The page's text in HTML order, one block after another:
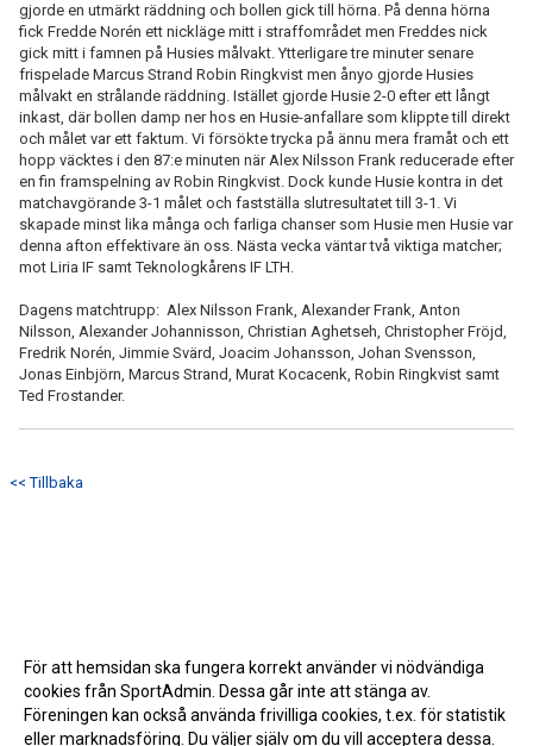
gjorde en utmärkt räddning och bollen gick till hörna. På denna hörna
fick Fredde Norén ett nickläge mitt i straffområdet men Freddes nick
gick mitt i famnen på Husies målvakt. Ytterligare tre minuter senare
frispelade Marcus Strand Robin Ringkvist men ånyo gjorde Husies
målvakt en strålande räddning. Istället gjorde Husie 2-0 efter ett långt
inkast, där bollen damp ner hos en Husie-anfallare som klippte till direkt
och målet var ett faktum. Vi försökte trycka på ännu mera framåt och ett
hopp väcktes i den 87:e minuten när Alex Nilsson Frank reducerade efter
en fin framspelning av Robin Ringkvist. Dock kunde Husie kontra in det
matchavgörande 3-1 målet och fastställa slutresultatet till 3-1. Vi
skapade minst lika många och farliga chanser som Husie men Husie var
denna afton effektivare än oss. Nästa vecka väntar två viktiga matcher;
mot Liria IF samt Teknologkårens IF LTH.
Dagens matchtrupp: Alex Nilsson Frank, Alexander Frank, Anton
Nilsson, Alexander Johannisson, Christian Aghetseh, Christopher Fröjd,
Fredrik Norén, Jimmie Svärd, Joacim Johansson, Johan Svensson,
Jonas Einbjörn, Marcus Strand, Murat Kocacenk, Robin Ringkvist samt
Ted Frostander.
<< Tillbaka
För att hemsidan ska fungera korrekt använder vi nödvändiga
cookies från SportAdmin. Dessa går inte att stänga av.
Föreningen kan också använda frivilliga cookies, t.ex. för statistik
eller marknadsföring. Du väljer själv om du vill acceptera dessa.